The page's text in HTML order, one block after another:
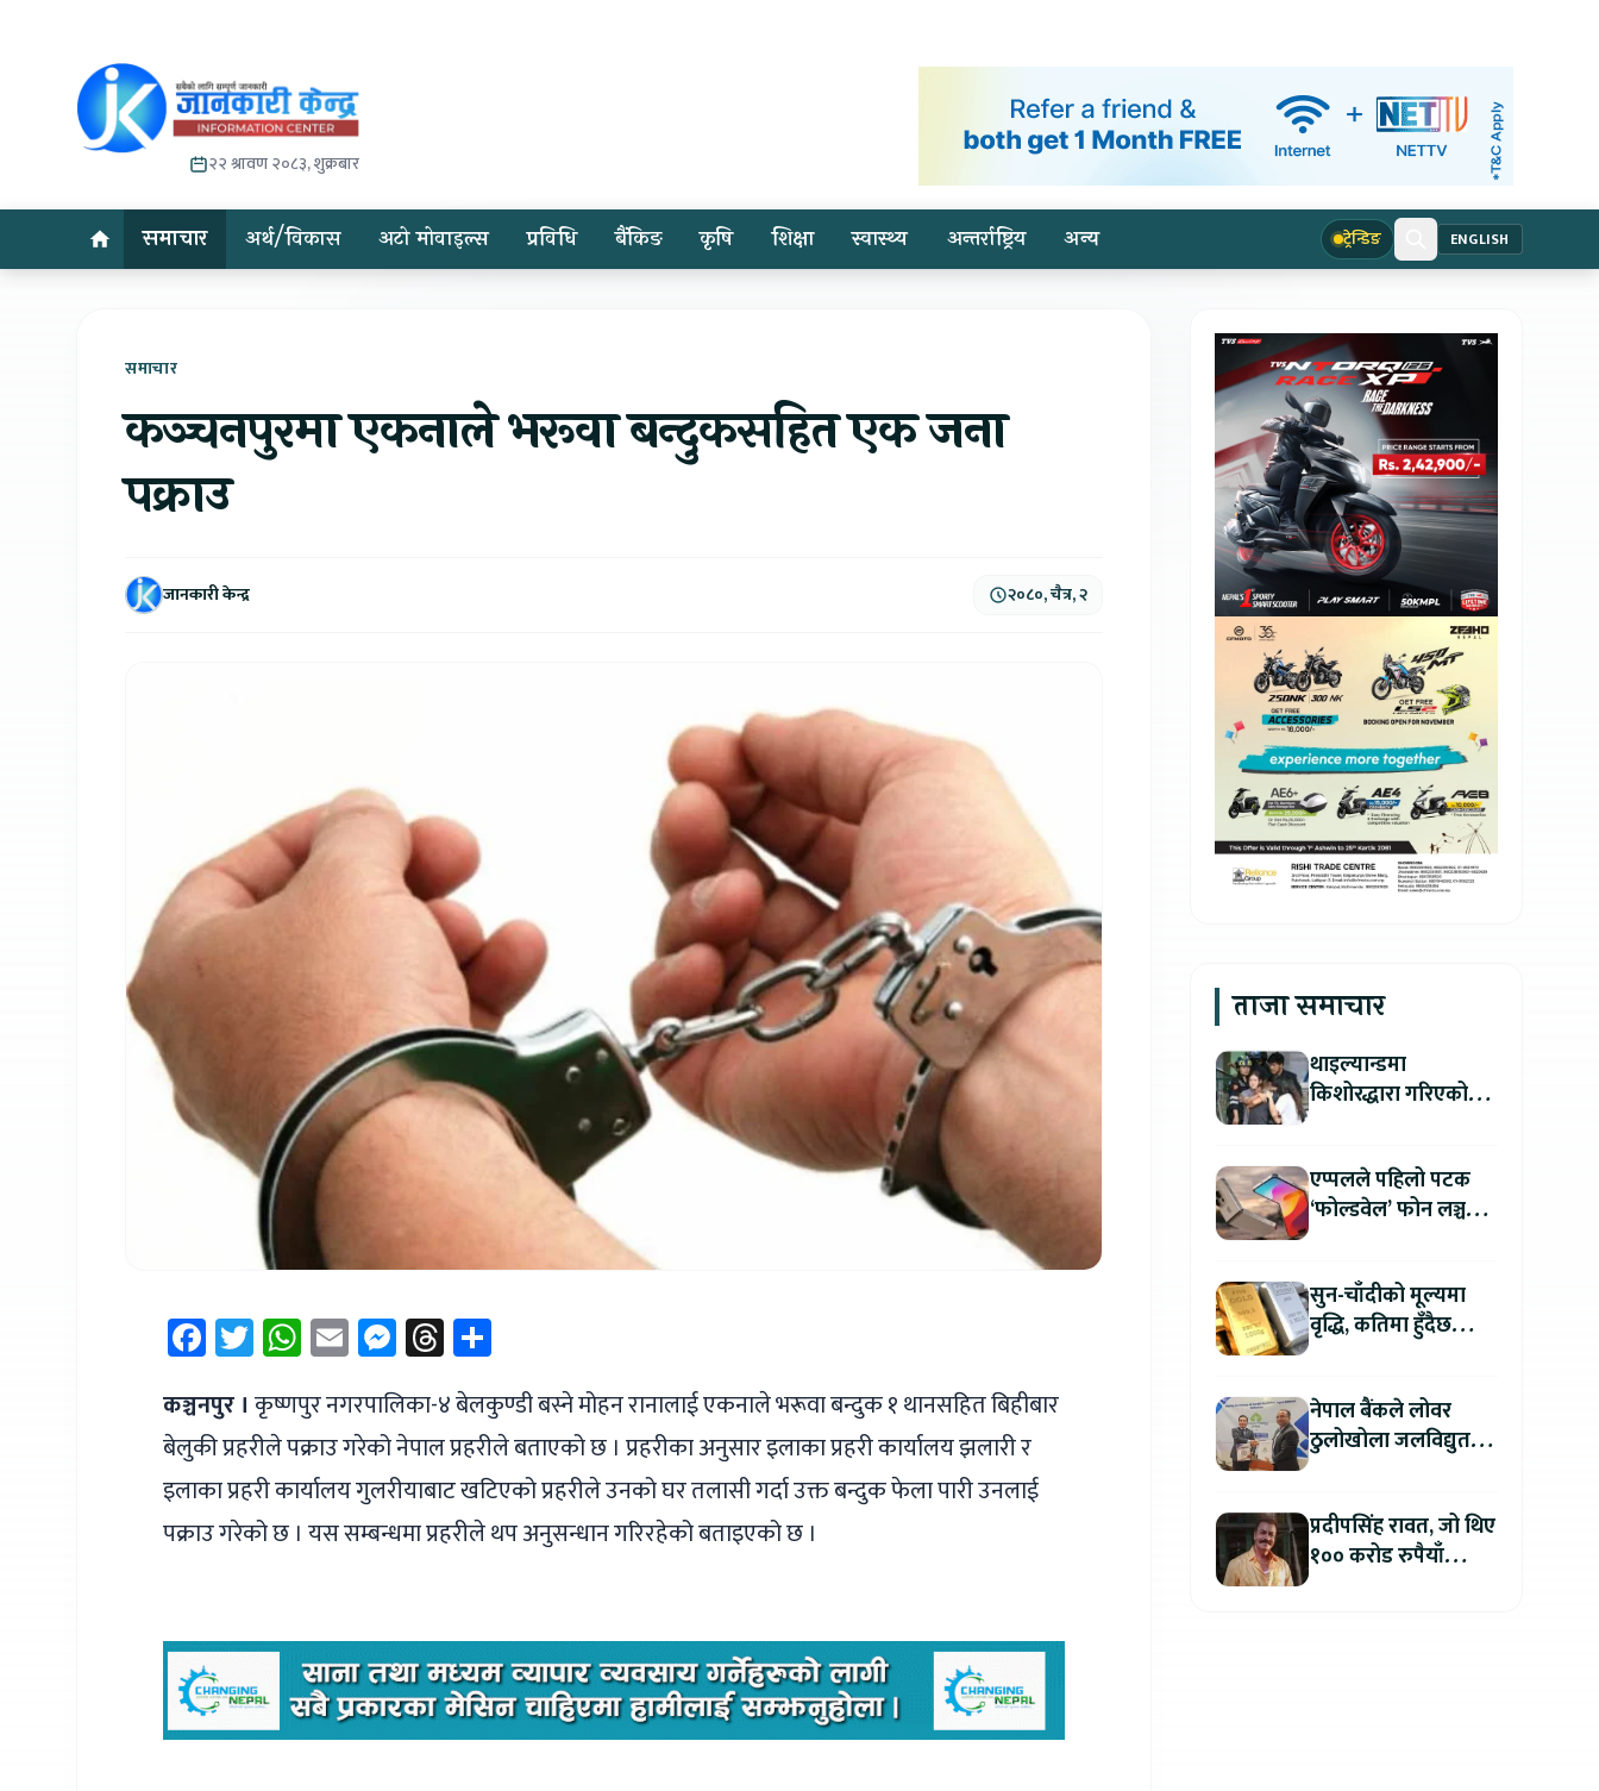
२२ श्रावण २०८३, शुक्रबार
समाचार अर्थ/विकास अटो मोवाइल्स प्रविधि बैंकिङ कृषि शिक्षा स्वास्थ्य अन्तर्राष्ट्रिय अन्य ट्रेन्डिङ ENGLISH
समाचार
कञ्चनपुरमा एकनाले भरूवा बन्दुकसहित एक जना
पक्राउ
जानकारी केन्द्र २०८०, चैत्र, २
Facebook
Twitter
WhatsApp
EmailMessenger
Threads
कञ्चनपुर । कृष्णपुर नगरपालिका-४ बेलकुण्डी बस्ने मोहन रानालाई एकनाले भरूवा बन्दुक १ थानसहित बिहीबार
बेलुकी प्रहरीले पक्राउ गरेको नेपाल प्रहरीले बताएको छ । प्रहरीका अनुसार इलाका प्रहरी कार्यालय झलारी र
इलाका प्रहरी कार्यालय गुलरीयाबाट खटिएको प्रहरीले उनको घर तलासी गर्दा उक्त बन्दुक फेला पारी उनलाई
पक्राउ गरेको छ । यस सम्बन्धमा प्रहरीले थप अनुसन्धान गरिरहेको बताइएको छ ।
ताजा समाचार
थाइल्यान्डमा
किशोरद्धारा गरिएको
एप्पलले पहिलो पटक
‘फोल्डवेल’ फोन लञ्च
सुन-चाँदीको मूल्यमा
वृद्धि, कतिमा हुँदैछ
नेपाल बैंकले लोवर
ठुलोखोला जलविद्युत
प्रदीपसिंह रावत, जो थिए
१०० करोड रुपैयाँ